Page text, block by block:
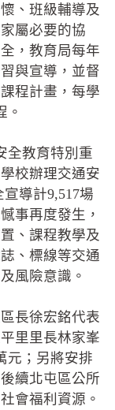
、班級輔導及
屬必要的協
，教育局每年
與宣導，並督
程計畫，每學
。
全教育特別重
校辦理交通安
導計9,517場
事再度發生，
、課程教學及
、標線等交通
風險意識。
長徐宏銘代表
里里長林家峯
元；另將安排
續北屯區公所
會福利資源。